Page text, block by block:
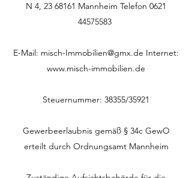
N 4, 23 68161 Mannheim Telefon 0621
44575583
E-Mail: misch-Immobilien@gmx.de Internet:
www.misch-immobilien.de
Steuernummer: 38355/35921
Gewerbeerlaubnis gemäß § 34c GewO
erteilt durch Ordnungsamt Mannheim